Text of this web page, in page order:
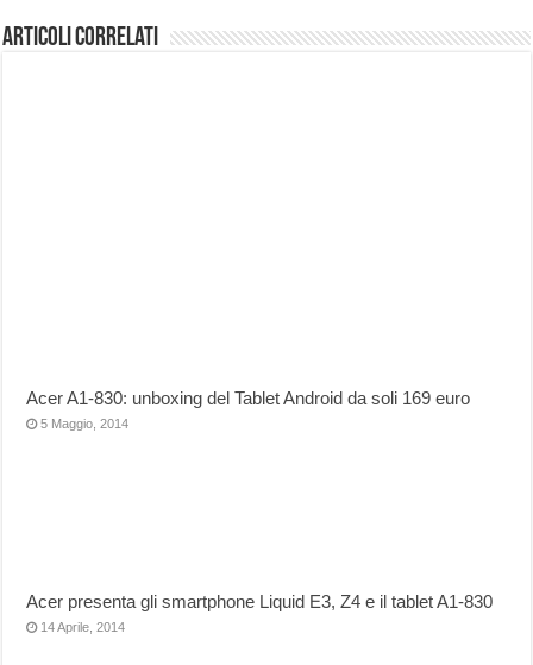
Articoli correlati
Acer A1-830: unboxing del Tablet Android da soli 169 euro
5 Maggio, 2014
Acer presenta gli smartphone Liquid E3, Z4 e il tablet A1-830
14 Aprile, 2014